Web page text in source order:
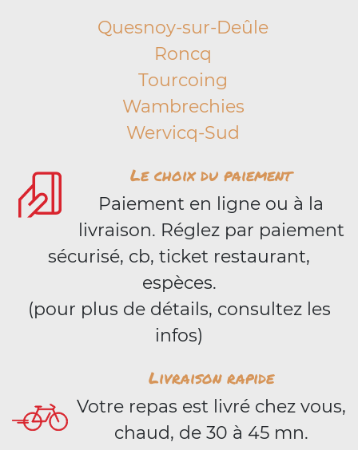
Quesnoy-sur-Deûle
Roncq
Tourcoing
Wambrechies
Wervicq-Sud
Le choix du paiement
Paiement en ligne ou à la
livraison. Réglez par paiement
sécurisé, cb, ticket restaurant,
espèces.
(pour plus de détails, consultez les
infos)
Livraison rapide
Votre repas est livré chez vous,
chaud, de 30 à 45 mn.